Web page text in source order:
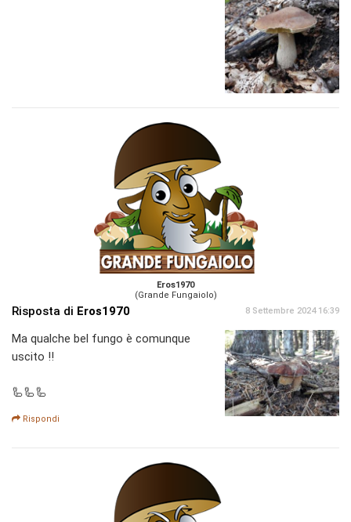
Eros1970
(Grande Fungaiolo)
Risposta di Eros1970 8 Settembre 2024 16:39
Ma qualche bel fungo è comunque
uscito !!
🦾🦾🦾
Rispondi